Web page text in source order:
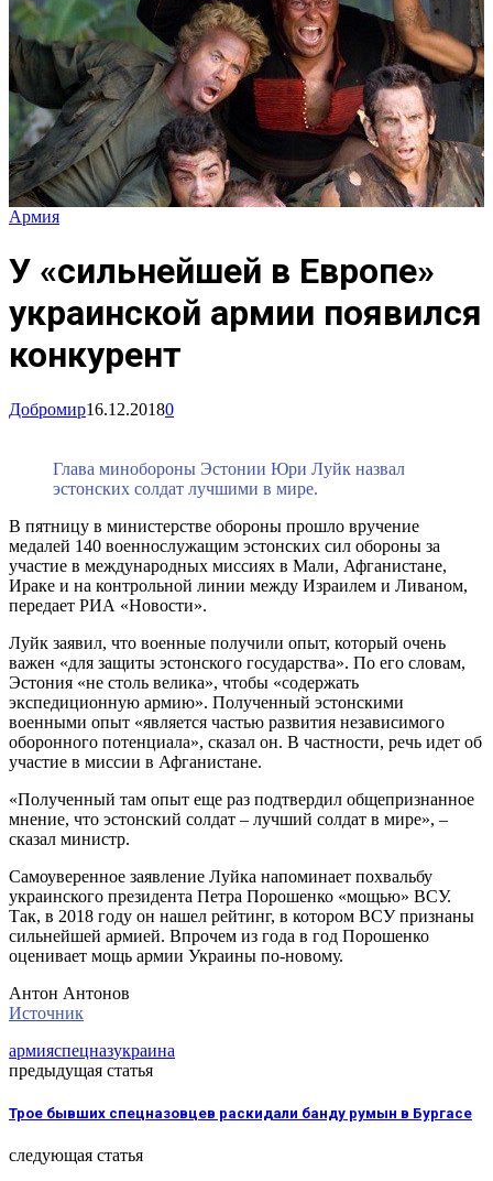
Армия
У «сильнейшей в Европе»
украинской армии появился
конкурент
Добромир16.12.20180
Глава минобороны Эстонии Юри Луйк назвал
эстонских солдат лучшими в мире.
В пятницу в министерстве обороны прошло вручение
медалей 140 военнослужащим эстонских сил обороны за
участие в международных миссиях в Мали, Афганистане,
Ираке и на контрольной линии между Израилем и Ливаном,
передает РИА «Новости».
Луйк заявил, что военные получили опыт, который очень
важен «для защиты эстонского государства». По его словам,
Эстония «не столь велика», чтобы «содержать
экспедиционную армию». Полученный эстонскими
военными опыт «является частью развития независимого
оборонного потенциала», сказал он. В частности, речь идет об
участие в миссии в Афганистане.
«Полученный там опыт еще раз подтвердил общепризнанное
мнение, что эстонский солдат – лучший солдат в мире», –
сказал министр.
Самоуверенное заявление Луйка напоминает похвальбу
украинского президента Петра Порошенко «мощью» ВСУ.
Так, в 2018 году он нашел рейтинг, в котором ВСУ признаны
сильнейшей армией. Впрочем из года в год Порошенко
оценивает мощь армии Украины по-новому.
Антон Антонов
Источник
армияспецназукраина
предыдущая статья
Трое бывших спецназовцев раскидали банду румын в Бургасе
следующая статья